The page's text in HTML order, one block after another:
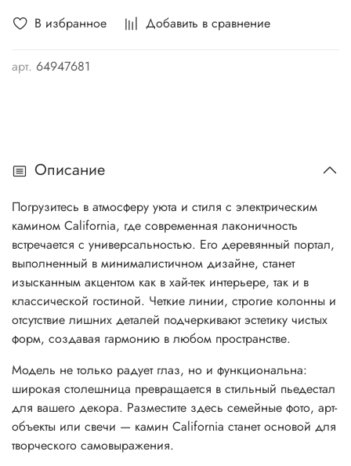
В избранное Добавить в сравнение
арт. 64947681
Описание
Погрузитесь в атмосферу уюта и стиля с электрическим
камином California, где современная лаконичность
встречается с универсальностью. Его деревянный портал,
выполненный в минималистичном дизайне, станет
изысканным акцентом как в хай-тек интерьере, так и в
классической гостиной. Четкие линии, строгие колонны и
отсутствие лишних деталей подчеркивают эстетику чистых
форм, создавая гармонию в любом пространстве.
Модель не только радует глаз, но и функциональна:
широкая столешница превращается в стильный пьедестал
для вашего декора. Разместите здесь семейные фото, арт-
объекты или свечи — камин California станет основой для
творческого самовыражения.